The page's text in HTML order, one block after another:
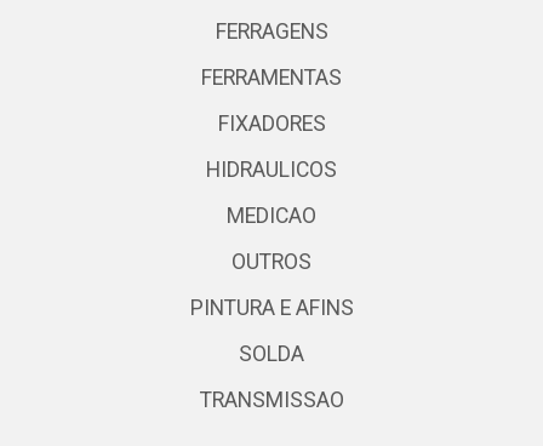
FERRAGENS
FERRAMENTAS
FIXADORES
HIDRAULICOS
MEDICAO
OUTROS
PINTURA E AFINS
SOLDA
TRANSMISSAO